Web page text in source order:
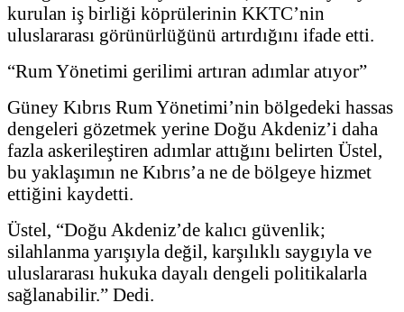
kurulan iş birliği köprülerinin KKTC’nin
uluslararası görünürlüğünü artırdığını ifade etti.
“Rum Yönetimi gerilimi artıran adımlar atıyor”
Güney Kıbrıs Rum Yönetimi’nin bölgedeki hassas
dengeleri gözetmek yerine Doğu Akdeniz’i daha
fazla askerileştiren adımlar attığını belirten Üstel,
bu yaklaşımın ne Kıbrıs’a ne de bölgeye hizmet
ettiğini kaydetti.
Üstel, “Doğu Akdeniz’de kalıcı güvenlik;
silahlanma yarışıyla değil, karşılıklı saygıyla ve
uluslararası hukuka dayalı dengeli politikalarla
sağlanabilir.” Dedi.